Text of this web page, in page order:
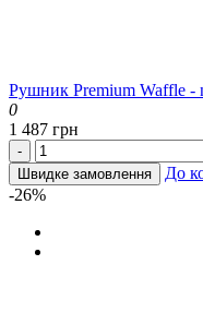
Рушник Premium Waffle -
0
1 487 грн
-
Швидке замовлення
До
-26%